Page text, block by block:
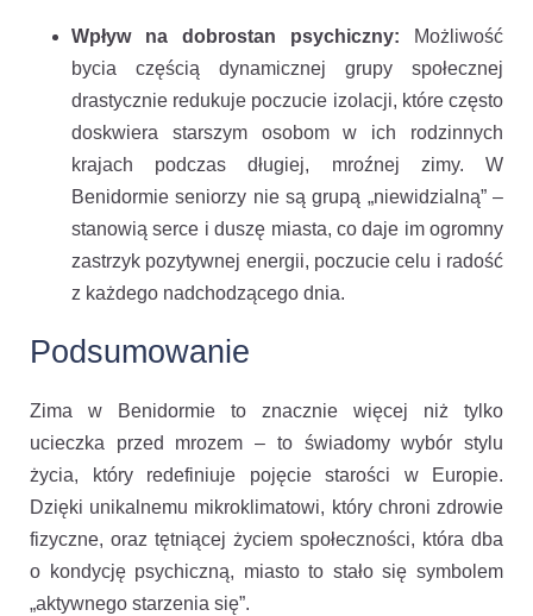
Wpływ na dobrostan psychiczny: Możliwość
bycia częścią dynamicznej grupy społecznej
drastycznie redukuje poczucie izolacji, które często
doskwiera starszym osobom w ich rodzinnych
krajach podczas długiej, mroźnej zimy. W
Benidormie seniorzy nie są grupą „niewidzialną” –
stanowią serce i duszę miasta, co daje im ogromny
zastrzyk pozytywnej energii, poczucie celu i radość
z każdego nadchodzącego dnia.
Podsumowanie
Zima w Benidormie to znacznie więcej niż tylko
ucieczka przed mrozem – to świadomy wybór stylu
życia, który redefiniuje pojęcie starości w Europie.
Dzięki unikalnemu mikroklimatowi, który chroni zdrowie
fizyczne, oraz tętniącej życiem społeczności, która dba
o kondycję psychiczną, miasto to stało się symbolem
„aktywnego starzenia się”.